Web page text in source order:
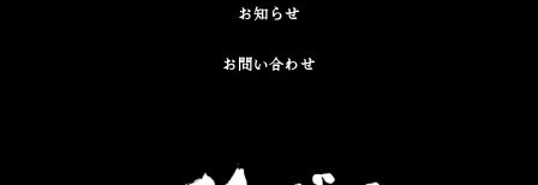
お知らせ
お問い合わせ